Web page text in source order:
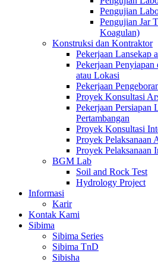
Pengujian
Pengujian Jar
Koagulan)
Konstruksi dan Kontraktor
Pekerjaan Lansekap
Pekerjaan Penyiapan
atau Lokasi
Pekerjaan
Proyek Konsultasi
Pekerjaan Persiapan
Pertambangan
Proyek Konsultasi
Proyek Pelaksanaan
Proyek Pelaksanaan
BGM Lab
Soil and Rock Test
Hydrology Project
Informasi
Karir
Kontak Kami
Sibima
Sibima Series
Sibima TnD
Sibisha